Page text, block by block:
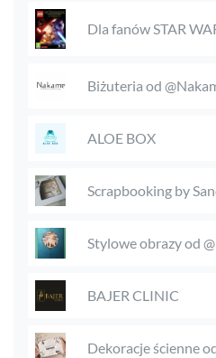
Dla fanów STAR
Biżuteria od
ALOE BOX
Scrapbooking by
Stylowe obrazy od
BAJER CLINIC
Dekoracje ścienne